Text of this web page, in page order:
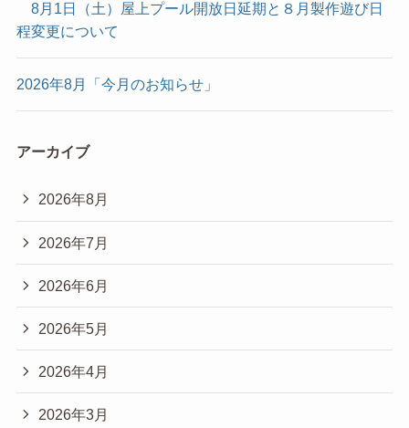
8月1日（土）屋上プール開放日延期と８月製作遊び日
程変更について
2026年8月「今月のお知らせ」
アーカイブ
2026年8月
2026年7月
2026年6月
2026年5月
2026年4月
2026年3月